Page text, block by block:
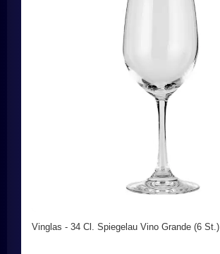
Vinglas - 34 Cl. Spiegelau Vino Grande (6 St.)